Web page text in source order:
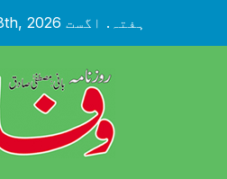
ہفتہ. اگست 8th, 2026